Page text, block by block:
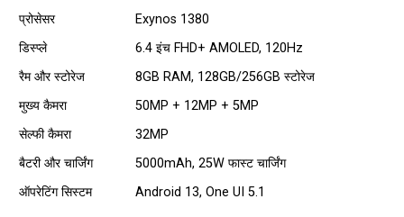
प्रोसेसर
Exynos 1380
डिस्प्ले
6.4 इंच FHD+ AMOLED, 120Hz
रैम और स्टोरेज
8GB RAM, 128GB/256GB स्टोरेज
मुख्य कैमरा
50MP + 12MP + 5MP
सेल्फी कैमरा
32MP
बैटरी और चार्जिंग
5000mAh, 25W फास्ट चार्जिंग
ऑपरेटिंग सिस्टम
Android 13, One UI 5.1